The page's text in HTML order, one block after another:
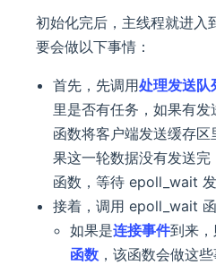
初始化完后，主线程就进入
要会做以下事情：
首先，先调用处理发送队
里是否有任务，如果有
函数将客户端发送缓存
果这一轮数据没有发送
函数，等待 epoll_wait 发
接着，调用 epoll_wait
如果是连接事件到来
函数 ，该函数会做这